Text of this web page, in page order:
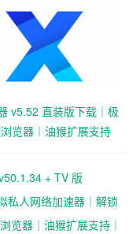
v5.52 直装版下载｜极
览器｜油猴扩展支持
+ TV 版
数字内容中心
私人网络加速器｜解锁
览器｜油猴扩展支持｜